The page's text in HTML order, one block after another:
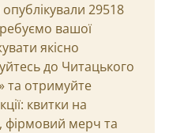
29518
вашої
якісно
до Читацького
та отримуйте
квитки на
фірмовий мерч та